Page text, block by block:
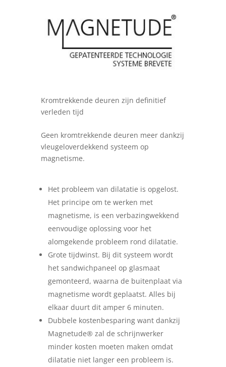
Kromtrekkende deuren zijn definitief
verleden tijd
Geen kromtrekkende deuren meer dankzij
vleugeloverdekkend systeem op
magnetisme.
Het probleem van dilatatie is opgelost.
Het principe om te werken met
magnetisme, is een verbazingwekkend
eenvoudige oplossing voor het
alomgekende probleem rond dilatatie.
Grote tijdwinst. Bij dit systeem wordt
het sandwichpaneel op glasmaat
gemonteerd, waarna de buitenplaat via
magnetisme wordt geplaatst. Alles bij
elkaar duurt dit amper 6 minuten.
Dubbele kostenbesparing want dankzij
Magnetude® zal de schrijnwerker
minder kosten moeten maken omdat
dilatatie niet langer een probleem is.